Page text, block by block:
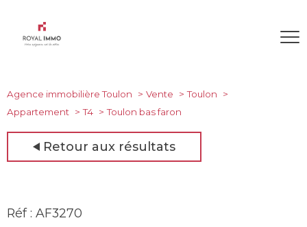
Agence immobilière Toulon Vente
Toulon
Appartement
T4 Toulon bas faron
Retour aux résultats
Réf : AF3270